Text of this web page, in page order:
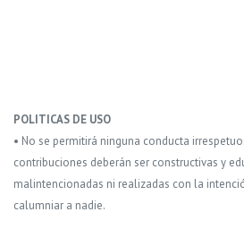
POLITICAS DE USO
• No se permitirá ninguna conducta
contribuciones deberán ser constructivas y
malintencionadas ni realizadas con la
calumniar a nadie.